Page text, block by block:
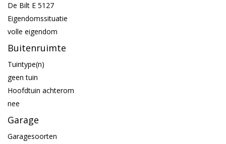
De Bilt E 5127
Eigendomssituatie
volle eigendom
Buitenruimte
Tuintype(n)
geen tuin
Hoofdtuin achterom
nee
Garage
Garagesoorten